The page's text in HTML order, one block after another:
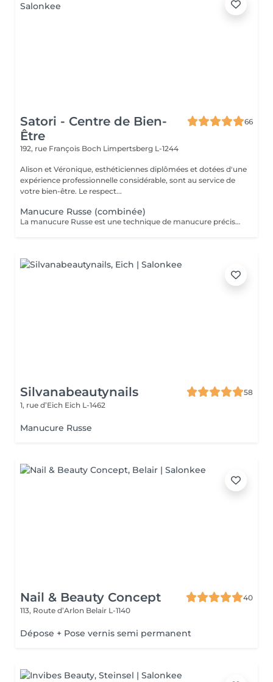
Satori - Centre de Bien-
Être
66
192, rue François Boch Limpertsberg L-1244
Alison et Véronique, esthéticiennes diplômées et dotées d'une
expérience professionnelle considérable, sont au service de
votre bien-être. Le respect...
Manucure Russe (combinée)
La manucure Russe est une technique de manucure précise réalisée à l'aide d'embouts adaptés pour nettoyer en profondeur les cuticules et le contour des ongles. Elle permet un rendu ultra net, propre et une finition impeccable. Idéale avant une pose de vernis semi-permanent ou gel.
Silvanabeautynails
58
1, rue d’Eich Eich L-1462
Manucure Russe
Nail & Beauty Concept
40
113, Route d’Arlon Belair L-1140
Dépose + Pose vernis semi permanent